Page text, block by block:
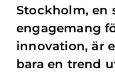
Stockholm, en
engagemang
innovation, är
bara en trend